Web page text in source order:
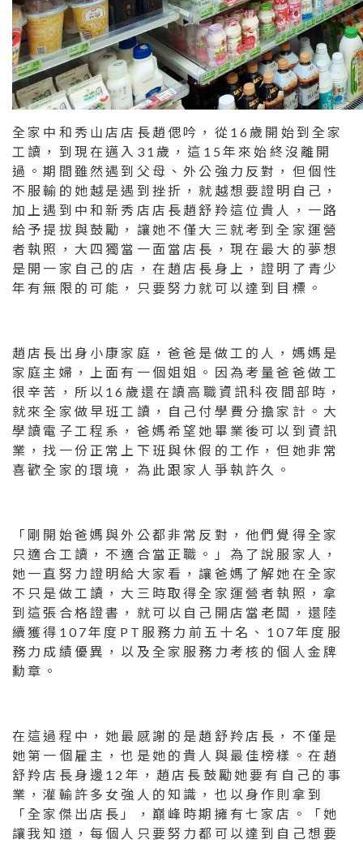
全家中和秀山店店長趙偲吟，從16歲開始到全家
工讀，到現在邁入31歲，這15年來始終沒離開
過。期間雖然遇到父母、外公強力反對，但個性
不服輸的她越是遇到挫折，就越想要證明自己，
加上遇到中和新秀店店長趙舒羚這位貴人，一路
給予提拔與鼓勵，讓她不僅大三就考到全家運營
者執照，大四獨當一面當店長，現在最大的夢想
是開一家自己的店，在趙店長身上，證明了青少
年有無限的可能，只要努力就可以達到目標。
趙店長出身小康家庭，爸爸是做工的人，媽媽是
家庭主婦，上面有一個姐姐。因為考量爸爸做工
很辛苦，所以16歲還在讀高職資訊科夜間部時，
就來全家做早班工讀，自己付學費分擔家計。大
學讀電子工程系，爸媽希望她畢業後可以到資訊
業，找一份正常上下班與休假的工作，但她非常
喜歡全家的環境，為此跟家人爭執許久。
「剛開始爸媽與外公都非常反對，他們覺得全家
只適合工讀，不適合當正職。」為了說服家人，
她一直努力證明給大家看，讓爸媽了解她在全家
不只是做工讀，大三時取得全家運營者執照，拿
到這張合格證書，就可以自己開店當老闆，還陸
續獲得107年度PT服務力前五十名、107年度服
務力成績優異，以及全家服務力考核的個人金牌
勳章。
在這過程中，她最感謝的是趙舒羚店長，不僅是
她第一個雇主，也是她的貴人與最佳榜樣。在趙
舒羚店長身邊12年，趙店長鼓勵她要有自己的事
業，灌輸許多女強人的知識，也以身作則拿到
「全家傑出店長」，巔峰時期擁有七家店。「她
讓我知道，每個人只要努力都可以達到自己想要